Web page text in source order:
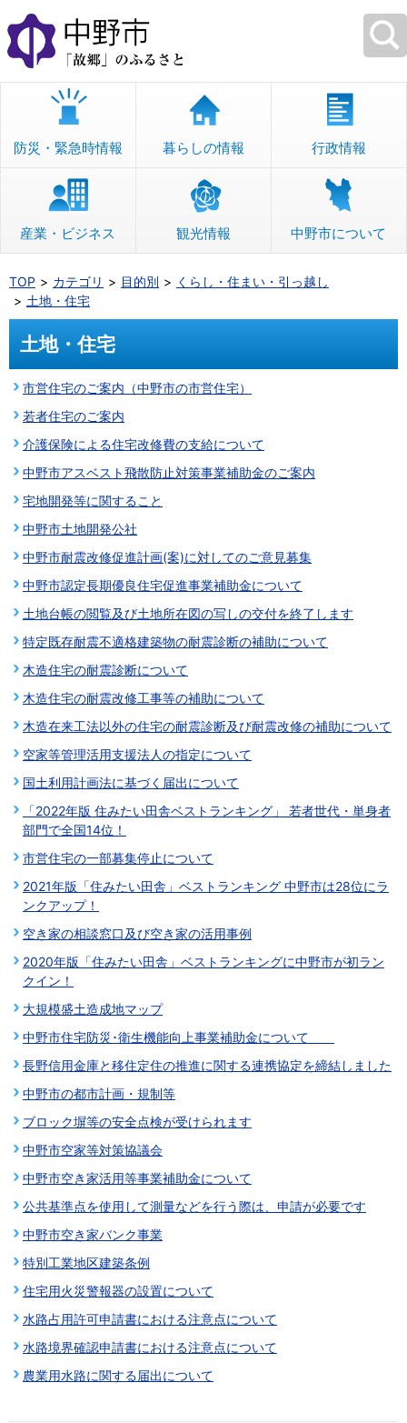
本
文
へ
移
防災・緊急時情報 暮らしの情報 行政情報
産業・ビジネス 観光情報 中野市について
TOP カテゴリ 目的別
くらし・住まい・引っ越し
土地・住宅
土地・住宅
市営住宅のご案内（中野市の市営住宅）
若者住宅のご案内
介護保険による住宅改修費の支給について
中野市アスベスト飛散防止対策事業補助金のご案内
宅地開発等に関すること
中野市土地開発公社
中野市耐震改修促進計画(案)に対してのご意見募集
中野市認定長期優良住宅促進事業補助金について
土地台帳の閲覧及び土地所在図の写しの交付を終了します
特定既存耐震不適格建築物の耐震診断の補助について
木造住宅の耐震診断について
木造住宅の耐震改修工事等の補助について
木造在来工法以外の住宅の耐震診断及び耐震改修の補助について
空家等管理活用支援法人の指定について
国土利用計画法に基づく届出について
「2022年版 住みたい田舎ベストランキング」 若者世代・単身者
部門で全国14位！
市営住宅の一部募集停止について
2021年版「住みたい田舎」ベストランキング 中野市は28位にラ
ンクアップ！
空き家の相談窓口及び空き家の活用事例
2020年版「住みたい田舎」ベストランキングに中野市が初ラン
クイン！
大規模盛土造成地マップ
中野市住宅防災･衛生機能向上事業補助金について
長野信用金庫と移住定住の推進に関する連携協定を締結しました
中野市の都市計画・規制等
ブロック塀等の安全点検が受けられます
中野市空家等対策協議会
中野市空き家活用等事業補助金について
公共基準点を使用して測量などを行う際は、申請が必要です
中野市空き家バンク事業
特別工業地区建築条例
住宅用火災警報器の設置について
水路占用許可申請書における注意点について
水路境界確認申請書における注意点について
農業用水路に関する届出について